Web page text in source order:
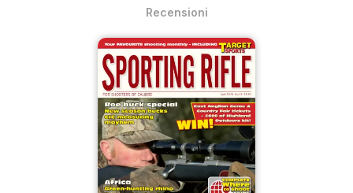
Recensioni